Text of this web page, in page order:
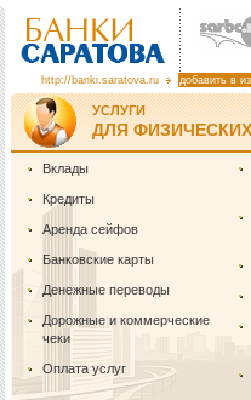
http://banki.saratova.ru добавить в
УСЛУГИ
ДЛЯ
Вклады
Кредиты
Аренда сейфов
Банковские карты
Денежные переводы
Дорожные и коммерческие
чеки
Оплата услуг